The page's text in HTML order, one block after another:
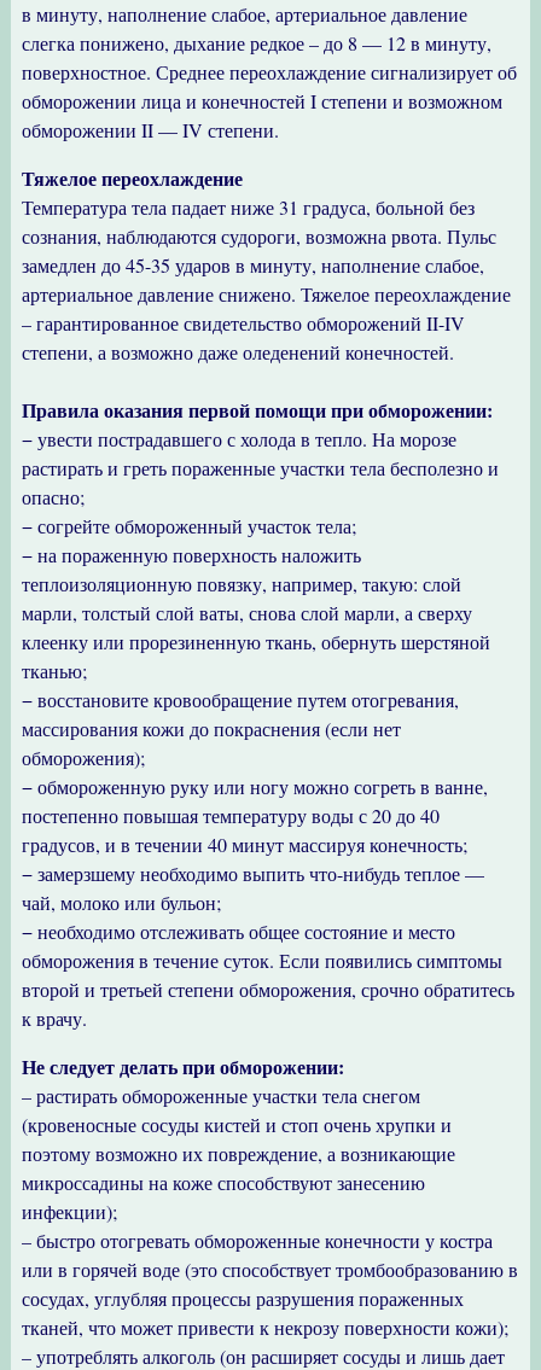
в минуту, наполнение слабое, артериальное давление
слегка понижено, дыхание редкое – до 8 — 12 в минуту,
поверхностное. Среднее переохлаждение сигнализирует об
обморожении лица и конечностей I степени и возможном
обморожении II — IV степени.
Тяжелое переохлаждение
Температура тела падает ниже 31 градуса, больной без
сознания, наблюдаются судороги, возможна рвота. Пульс
замедлен до 45-35 ударов в минуту, наполнение слабое,
артериальное давление снижено. Тяжелое переохлаждение
– гарантированное свидетельство обморожений II-IV
степени, а возможно даже оледенений конечностей.
Правила оказания первой помощи при обморожении:
− увести пострадавшего с холода в тепло. На морозе
растирать и греть пораженные участки тела бесполезно и
опасно;
− согрейте обмороженный участок тела;
− на пораженную поверхность наложить
теплоизоляционную повязку, например, такую: слой
марли, толстый слой ваты, снова слой марли, а сверху
клеенку или прорезиненную ткань, обернуть шерстяной
тканью;
− восстановите кровообращение путем отогревания,
массирования кожи до покраснения (если нет
обморожения);
− обмороженную руку или ногу можно согреть в ванне,
постепенно повышая температуру воды с 20 до 40
градусов, и в течении 40 минут массируя конечность;
− замерзшему необходимо выпить что-нибудь теплое —
чай, молоко или бульон;
− необходимо отслеживать общее состояние и место
обморожения в течение суток. Если появились симптомы
второй и третьей степени обморожения, срочно обратитесь
к врачу.
Не следует делать при обморожении:
– растирать обмороженные участки тела снегом
(кровеносные сосуды кистей и стоп очень хрупки и
поэтому возможно их повреждение, а возникающие
микроссадины на коже способствуют занесению
инфекции);
– быстро отогревать обмороженные конечности у костра
или в горячей воде (это способствует тромбообразованию в
сосудах, углубляя процессы разрушения пораженных
тканей, что может привести к некрозу поверхности кожи);
– употреблять алкоголь (он расширяет сосуды и лишь дает